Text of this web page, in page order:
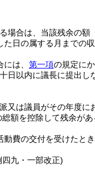
場合は、当該残余の額
日の属する月までの
は、 第一項の規定に
以内に議長に提出し
又は議員がその年度に
総額を控除して残余が
費の交付を受けたと
九・一部改正)